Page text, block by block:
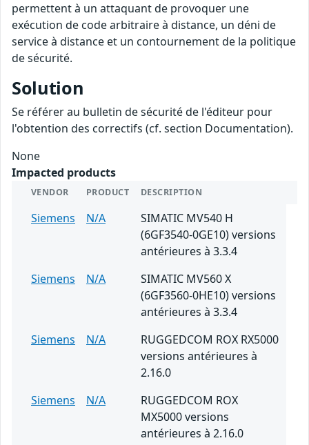
permettent à un attaquant de provoquer une
exécution de code arbitraire à distance, un déni de
service à distance et un contournement de la politique
de sécurité.
Solution
Se référer au bulletin de sécurité de l'éditeur pour
l'obtention des correctifs (cf. section Documentation).
None
Impacted products
VENDOR PRODUCT DESCRIPTION
Siemens N/A
SIMATIC MV540 H
(6GF3540-0GE10) versions
antérieures à 3.3.4
Siemens
N/A
SIMATIC MV560 X
(6GF3560-0HE10) versions
antérieures à 3.3.4
Siemens
N/A
RUGGEDCOM ROX RX5000
versions antérieures à
2.16.0
Siemens
N/A
RUGGEDCOM ROX
MX5000 versions
antérieures à 2.16.0